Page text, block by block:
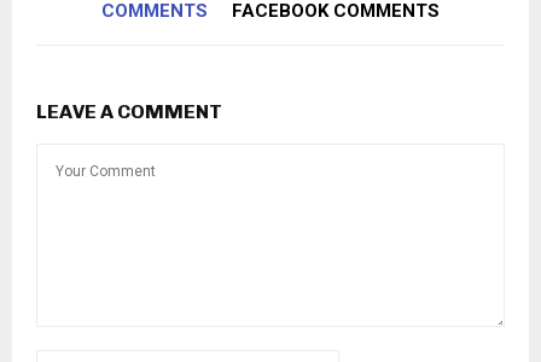
COMMENTS FACEBOOK COMMENTS
LEAVE A COMMENT